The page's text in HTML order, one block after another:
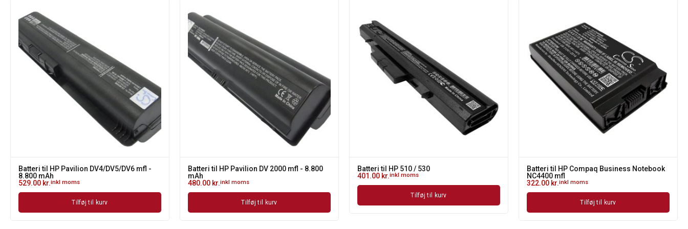
Batteri til HP Pavilion DV4/DV5/DV6 mfl -
8.800 mAh
529.00 kr.inkl moms
Tilføj til kurv
Batteri til HP Pavilion DV 2000 mfl - 8.800
mAh
480.00 kr.inkl moms
Tilføj til kurv
Batteri til HP 510 / 530
401.00 kr.inkl moms
Tilføj til kurv
Batteri til HP Compaq Business Notebook
NC4400 mfl
322.00 kr.inkl moms
Tilføj til kurv